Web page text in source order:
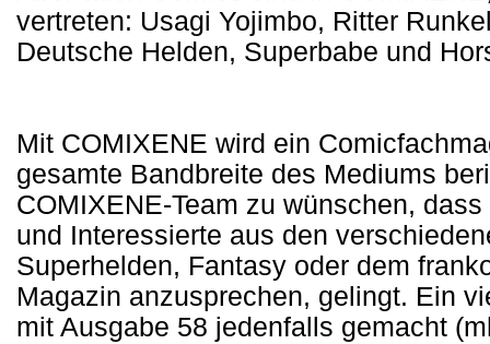
vertreten: Usagi Yojimbo, Ritter
Deutsche Helden, Superbabe und
Mit COMIXENE wird ein
gesamte Bandbreite des Mediums
COMIXENE-Team zu wünschen,
und Interessierte aus den
Superhelden, Fantasy oder dem
Magazin anzusprechen, gelingt. Ein
mit Ausgabe 58 jedenfalls gemacht